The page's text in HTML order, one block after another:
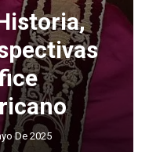
De 2025